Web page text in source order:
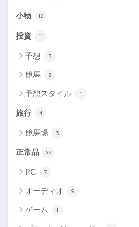
小物 12
投資 11
予想 3
競馬 8
予想スタイル 1
旅行 4
競馬場 3
正常品 38
PC 7
オーディオ 9
ゲーム 1